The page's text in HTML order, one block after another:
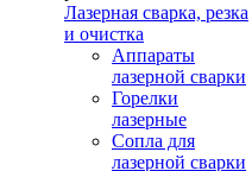
Лазерная сварка, резка
и очистка
Аппараты
лазерной сварки
Горелки
лазерные
Сопла для
лазерной сварки